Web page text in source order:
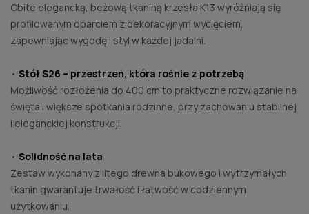
Obite elegancką, beżową tkaniną krzesła K13 wyróżniają się
profilowanym oparciem z dekoracyjnym wycięciem,
zapewniając wygodę i styl w każdej jadalni.
• Stół S26 – przestrzeń, która rośnie z potrzebą
Możliwość rozłożenia do 400 cm to praktyczne rozwiązanie na
święta i większe spotkania rodzinne, przy zachowaniu stabilnej
i eleganckiej konstrukcji.
• Solidność na lata
Zestaw wykonany z litego drewna bukowego i wytrzymałych
tkanin gwarantuje trwałość i łatwość w codziennym
użytkowaniu.